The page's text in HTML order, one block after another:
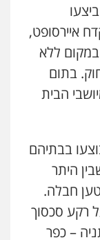
חמורה
איירסופט,
ללא
בתום
הבית
בבתיהם
היתר
חבלה.
רקע סכסוך
– כפר
וחקירות
דין